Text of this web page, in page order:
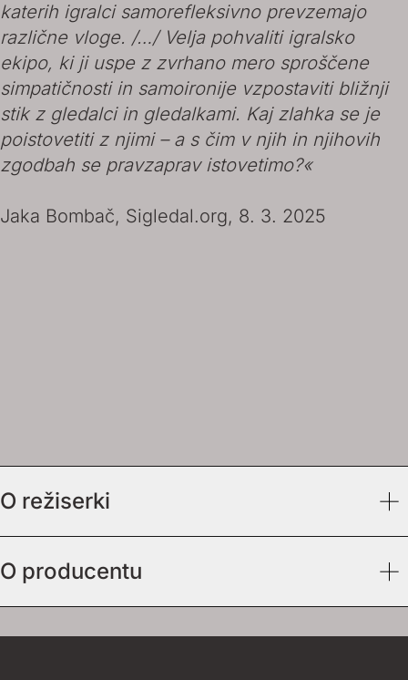
katerih igralci samorefleksivno prevzemajo
različne vloge. /…/ Velja pohvaliti igralsko
ekipo, ki ji uspe z zvrhano mero sproščene
simpatičnosti in samoironije vzpostaviti bližnji
stik z gledalci in gledalkami. Kaj zlahka se je
poistovetiti z njimi – a s čim v njih in njihovih
zgodbah se pravzaprav istovetimo?«
Jaka Bombač, Sigledal.org, 8. 3. 2025
O režiserki
O producentu